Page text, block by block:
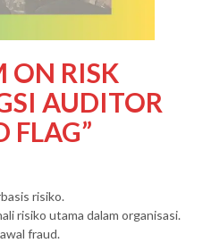
ON RISK
AUDITOR
FLAG”
risiko.
risiko utama dalam organisasi.
fraud.